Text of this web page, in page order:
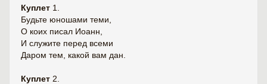
Куплет 1.
Будьте юношами теми,
О коих писал Иоанн,
И служите перед всеми
Даром тем, какой вам дан.
Куплет 2.